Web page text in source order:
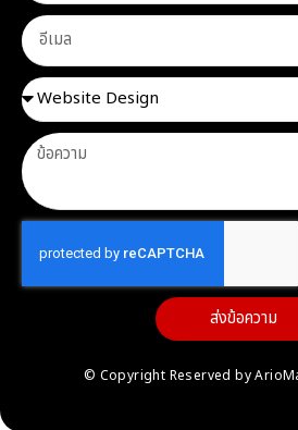
ส่งข้อความ
© Copyright Reserved by